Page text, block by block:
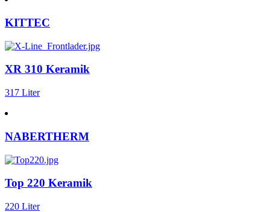
KITTEC
XR 310 Keramik
317 Liter
NABERTHERM
Top 220 Keramik
220 Liter